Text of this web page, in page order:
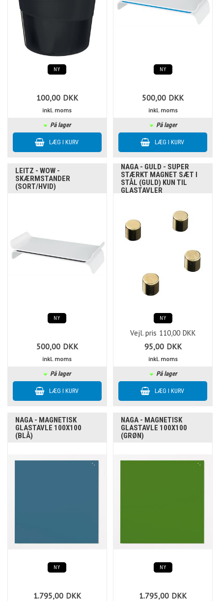
NY
100,00 DKK
inkl. moms
På lager
NY
500,00 DKK
inkl. moms
På lager
LEITZ - WOW -
SKÆRMSTANDER
(SORT/HVID)
NY
500,00 DKK
inkl. moms
På lager
NAGA - GULD - SUPER
STÆRKT MAGNET SÆT I
STÅL (GULD) KUN TIL
GLASTAVLER
NY
Vejl. pris 110,00 DKK
95,00 DKK
inkl. moms
På lager
NAGA - MAGNETISK
GLASTAVLE 100X100
(BLÅ)
NY
1.795,00 DKK
NAGA - MAGNETISK
GLASTAVLE 100X100
(GRØN)
NY
1.795,00 DKK